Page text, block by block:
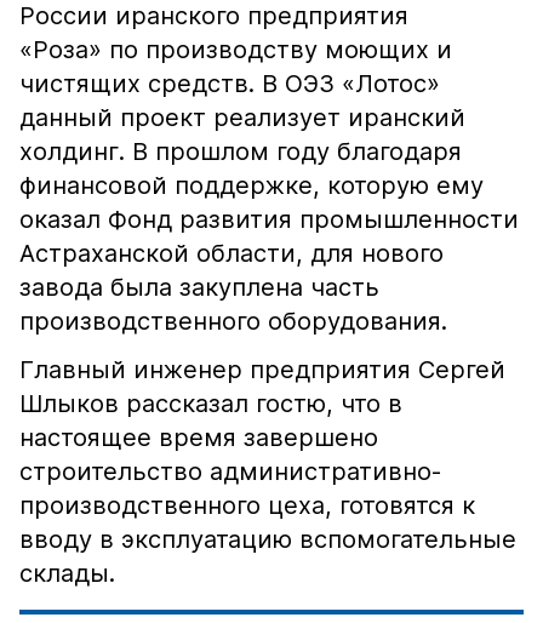
России иранского предприятия
«Роза» по производству моющих и
чистящих средств. В ОЭЗ «Лотос»
данный проект реализует иранский
холдинг. В прошлом году благодаря
финансовой поддержке, которую ему
оказал Фонд развития промышленности
Астраханской области, для нового
завода была закуплена часть
производственного оборудования.
Главный инженер предприятия Сергей
Шлыков рассказал гостю, что в
настоящее время завершено
строительство административно-
производственного цеха, готовятся к
вводу в эксплуатацию вспомогательные
склады.